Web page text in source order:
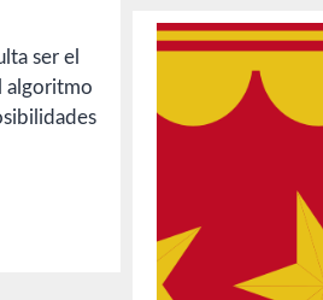
ser el
algoritmo